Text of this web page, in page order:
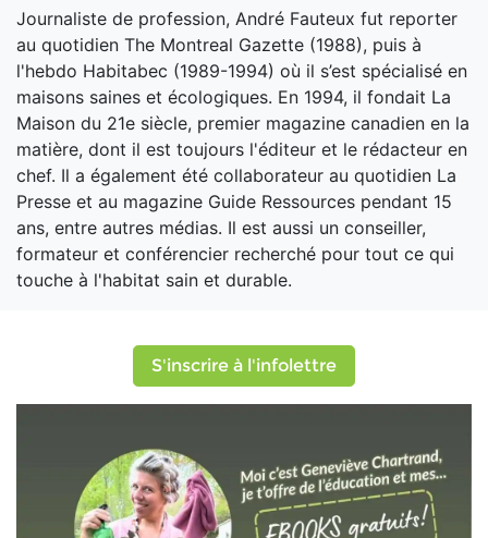
Journaliste de profession, André Fauteux fut reporter
au quotidien The Montreal Gazette (1988), puis à
l'hebdo Habitabec (1989-1994) où il s’est spécialisé en
maisons saines et écologiques. En 1994, il fondait La
Maison du 21e siècle, premier magazine canadien en la
matière, dont il est toujours l'éditeur et le rédacteur en
chef. Il a également été collaborateur au quotidien La
Presse et au magazine Guide Ressources pendant 15
ans, entre autres médias. Il est aussi un conseiller,
formateur et conférencier recherché pour tout ce qui
touche à l'habitat sain et durable.
S'inscrire à l'infolettre